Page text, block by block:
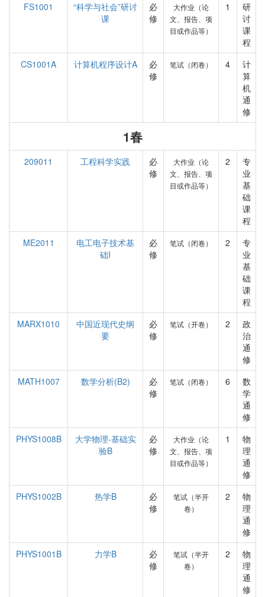
FS1001
“科学与社会”研讨
课
必
修
大作业（论
文、报告、项
目或作品等）
1
研
讨
课
程
CS1001A
计算机程序设计A
必
修
笔试（闭卷） 4
计
算
机
通
修
1春
209011 工程科学实践
必
修
大作业（论
文、报告、项
目或作品等）
2
专
业
基
础
课
程
ME2011
电工电子技术基
础I
必
修
笔试（闭卷） 2
专
业
基
础
课
程
MARX1010
中国近现代史纲
要
必
修
笔试（开卷） 2
政
治
通
修
MATH1007
数学分析(B2)
必
修
笔试（闭卷） 6
数
学
通
修
PHYS1008B
大学物理-基础实
验B
必
修
大作业（论
文、报告、项
目或作品等）
1
物
理
通
修
PHYS1002B
热学B
必
修
笔试（半开
卷）
2
物
理
通
修
PHYS1001B
力学B
必
修
笔试（半开
卷）
2
物
理
通
修